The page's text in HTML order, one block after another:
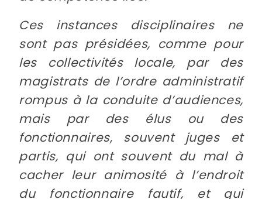
Ces instances disciplinaires ne
sont pas présidées, comme pour
les collectivités locale, par des
magistrats de l’ordre administratif
rompus à la conduite d’audiences,
mais par des élus ou des
fonctionnaires, souvent juges et
partis, qui ont souvent du mal à
cacher leur animosité à l’endroit
du fonctionnaire fautif, et qui